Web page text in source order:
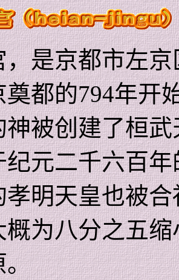
，是京都市左
奠都的794年开
神被创建了桓武
纪元二千六百年
孝明天皇也被合
概为八分之五
。